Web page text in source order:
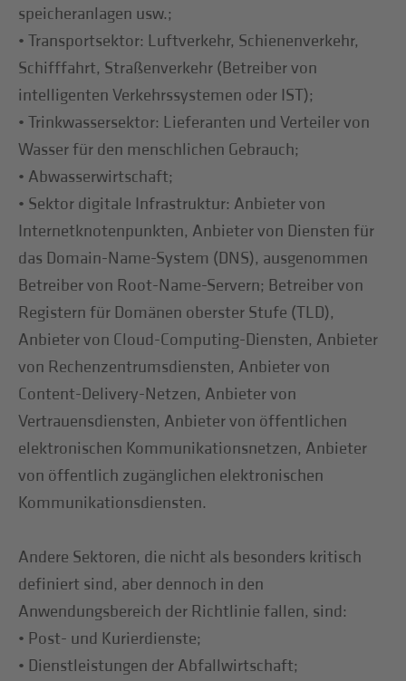
speicheranlagen usw.;
• Transportsektor: Luftverkehr, Schienenverkehr,
Schifffahrt, Straßenverkehr (Betreiber von
intelligenten Verkehrssystemen oder IST);
• Trinkwassersektor: Lieferanten und Verteiler von
Wasser für den menschlichen Gebrauch;
• Abwasserwirtschaft;
• Sektor digitale Infrastruktur: Anbieter von
Internetknotenpunkten, Anbieter von Diensten für
das Domain-Name-System (DNS), ausgenommen
Betreiber von Root-Name-Servern; Betreiber von
Registern für Domänen oberster Stufe (TLD),
Anbieter von Cloud-Computing-Diensten, Anbieter
von Rechenzentrumsdiensten, Anbieter von
Content-Delivery-Netzen, Anbieter von
Vertrauensdiensten, Anbieter von öffentlichen
elektronischen Kommunikationsnetzen, Anbieter
von öffentlich zugänglichen elektronischen
Kommunikationsdiensten.
Andere Sektoren, die nicht als besonders kritisch
definiert sind, aber dennoch in den
Anwendungsbereich der Richtlinie fallen, sind:
• Post- und Kurierdienste;
• Dienstleistungen der Abfallwirtschaft;